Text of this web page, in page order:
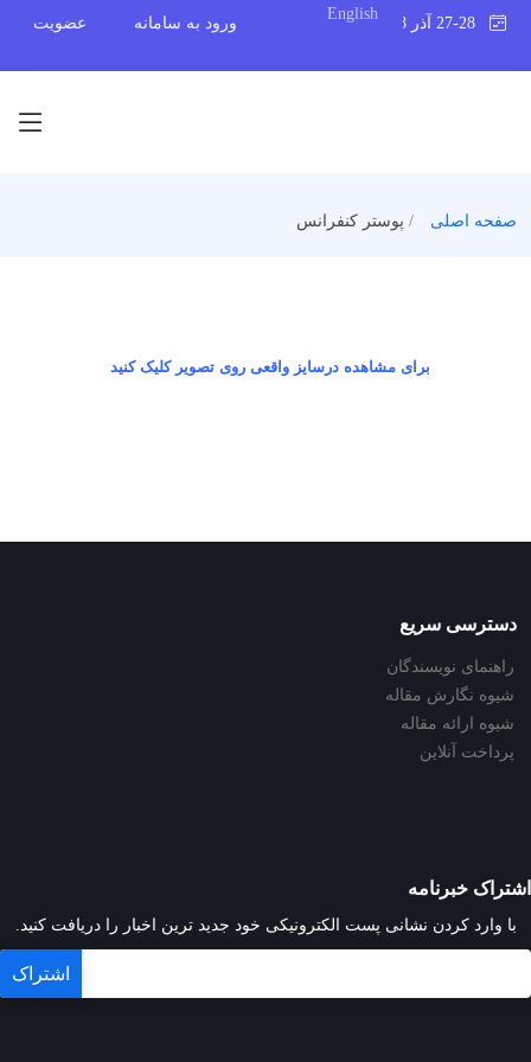
English
ورود به سامانه عضویت
صفحه اصلی پوستر کنفرانس
برای مشاهده درسایز واقعی روی تصویر کلیک کنید
دسترسی سریع
راهنمای نویسندگان
شیوه نگارش مقاله
شیوه ارائه مقاله
پرداخت آنلاین
اشتراک خبرنامه
با وارد کردن نشانی پست الکترونیکی خود جدید ترین اخبار را دریافت کنید.